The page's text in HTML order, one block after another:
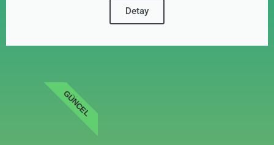
Detay
GÜNCEL